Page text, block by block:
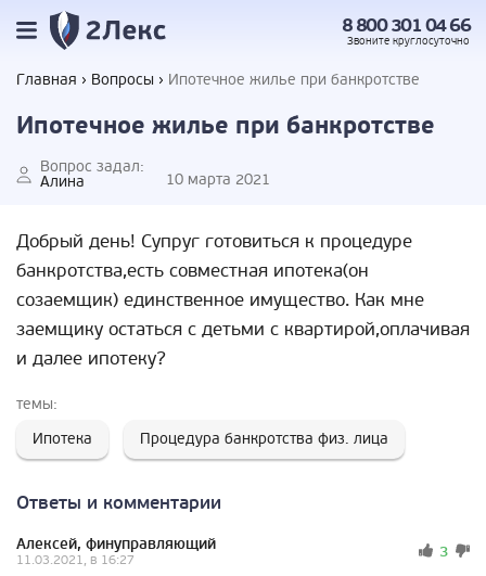
8 800 301 04 66
Звоните круглосуточно
Главная Вопросы Ипотечное жилье при банкротстве
Ипотечное жилье при банкротстве
Вопрос задал:
Алина
10 марта 2021
Добрый день! Супруг готовиться к процедуре
банкротства,есть совместная ипотека(он
созаемщик) единственное имущество. Как мне
заемщику остаться с детьми с квартирой,оплачивая
и далее ипотеку?
темы:
Ипотека
Процедура банкротства физ. лица
Ответы и комментарии
Алексей, финуправляющий
11.03.2021, в 16:27 3